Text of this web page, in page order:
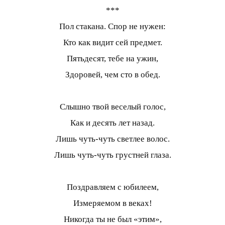
***
Пол стакана. Спор не нужен:
Кто как видит сей предмет.
Пятьдесят, тебе на ужин,
Здоровей, чем сто в обед.
Слышно твой веселый голос,
Как и десять лет назад.
Лишь чуть-чуть светлее волос.
Лишь чуть-чуть грустней глаза.
Поздравляем с юбилеем,
Измеряемом в веках!
Никогда ты не был «этим»,